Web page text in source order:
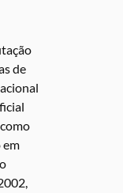
de
em